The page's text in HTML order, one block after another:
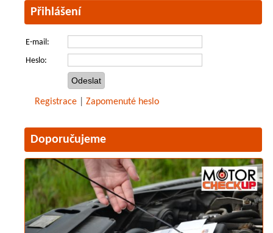
Přihlášení
E-mail:
Heslo:
Registrace Zapomenuté heslo
Doporučujeme